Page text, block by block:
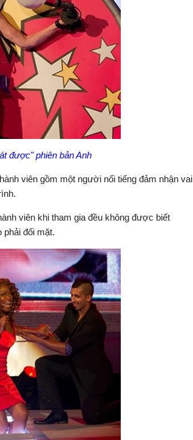
được" phiên bản Anh
viên gồm một người nổi tiếng đảm nhận vai
viên khi tham gia đều không được biết
phải đối mặt.